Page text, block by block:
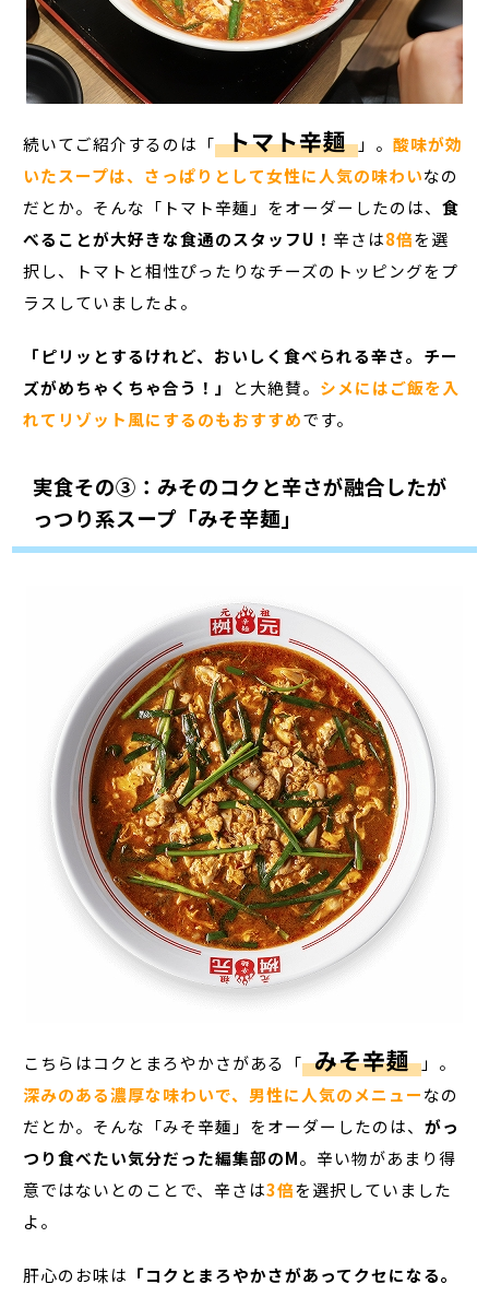
続いてご紹介するのは「 トマト辛麺 」。酸味が効
いたスープは、さっぱりとして女性に人気の味わいなの
だとか。そんな「トマト辛麺」をオーダーしたのは、食
べることが大好きな食通のスタッフU！辛さは8倍を選
択し、トマトと相性ぴったりなチーズのトッピングをプ
ラス していましたよ。
「ピリッとするけれど、おいしく食べられる辛さ。チー
ズがめちゃくちゃ合う！」
と大絶賛。 シメにはご飯を入
れてリゾット風にするのもおすすめです。
実食その③：みそのコクと辛さが融合したが
っつり系スープ「みそ辛麺」
こちらはコクとまろやかさがある「 みそ辛麺
」。
深みのある濃厚な味わいで、男性に人気のメニューなの
だとか。そんな「みそ辛麺」をオーダーしたのは、がっ
つり食べたい気分だった編集部のM。辛い物があまり得
意ではないとのことで、辛さは3倍を選択していました
よ。
肝心のお味は 「コクとまろやかさがあってクセになる。